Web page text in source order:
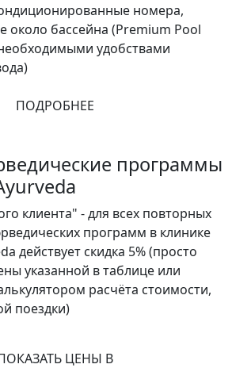
номера,
около бассейна (Premium Pool
удобствами
ПОДРОБНЕЕ
программы
клиента" - для всех повторных
программ в клинике
действует скидка 5% (просто
указанной в таблице или
расчёта стоимости,
поездки)
ЦЕНЫ В